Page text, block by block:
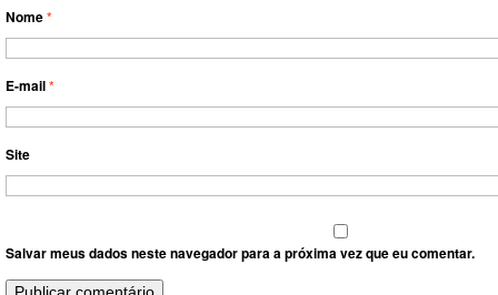
Nome*
E-mail*
Site
Salvar meus dados neste navegador para a próxima vez que eu comentar.